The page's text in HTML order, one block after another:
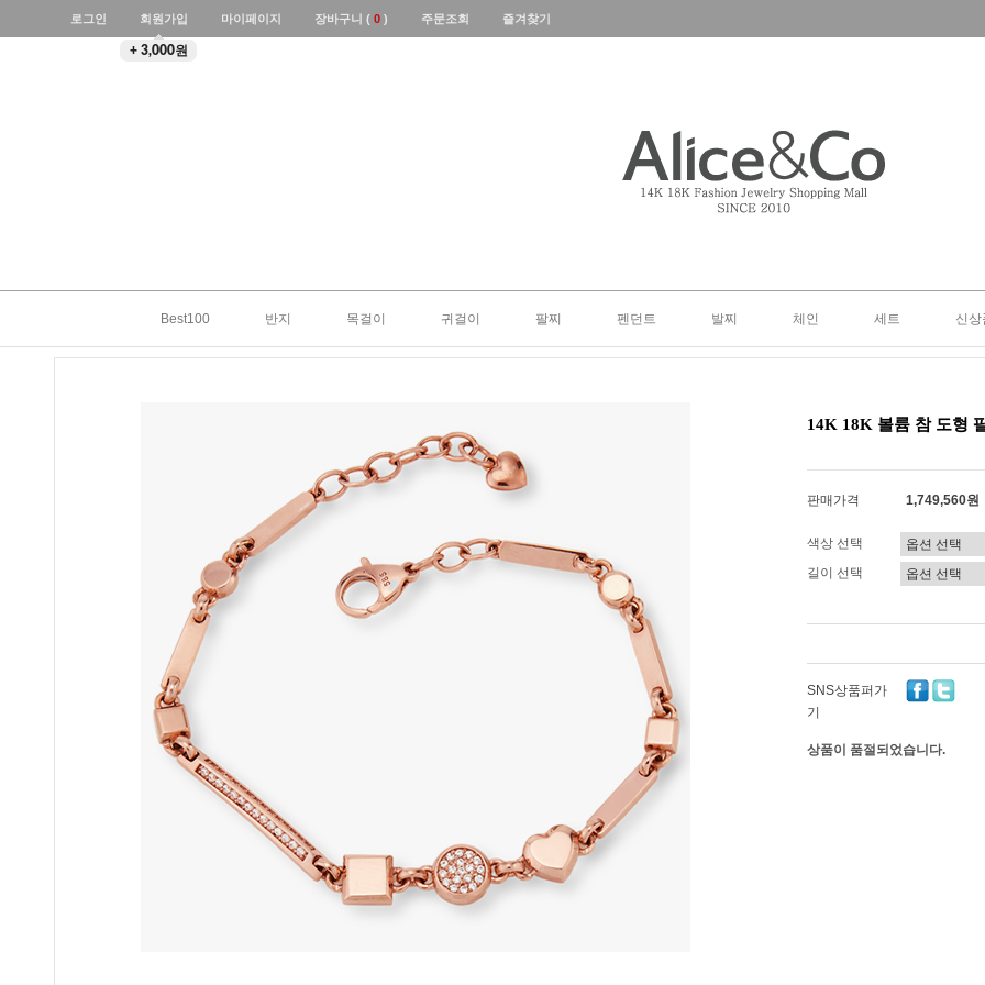
로그인 회원가입
+ 3,000원
마이페이지 장바구니 ( 0 ) 주문조회 즐겨찾기
Best100 반지 목걸이 귀걸이 팔찌 펜던트 발찌 체인 세트 신상
14K 18K 볼륨 참 도형
판매가격 1,749,560원
색상 선택
길이 선택
SNS상품퍼가
기
상품이 품절되었습니다.